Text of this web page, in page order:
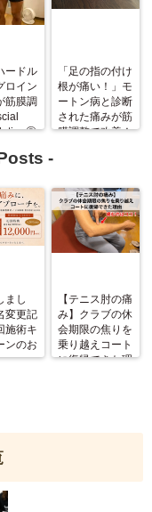
ードル
ロイン
筋膜調
「足の指の付け
根が痛い！」モ
ートン病と診断
された痛みが筋
膜調整で改善！
-
まし
変更記
施術キ
ンのお
【テニス肘の痛
み】クラブの休
会期限の焦りを
乗り越えコート
に復帰できた理